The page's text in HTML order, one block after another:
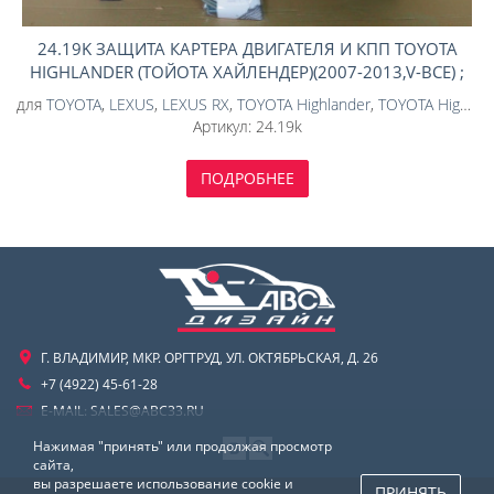
24.19K ЗАЩИТА КАРТЕРА ДВИГАТЕЛЯ И КПП TOYOTA
HIGHLANDER (ТОЙОТА ХАЙЛЕНДЕР)(2007-2013,V-ВСЕ) ;
(2014-2019,V-2,7;3,5;АКПП)/LEXUS RX270,350,450HV-
ВСЕ(2009-2015)(КОМПОЗИТ 6 ММ)
для TOYOTA, LEXUS, LEXUS RX, TOYOTA Highlander, TOYOTA Highlander (U50) 2016-2019
Артикул: 24.19k
ПОДРОБНЕЕ
Г. ВЛАДИМИР, МКР. ОРГТРУД, УЛ. ОКТЯБРЬСКАЯ, Д. 26
+7 (4922) 45-61-28
E-MAIL: SALES@ABC33.RU
Нажимая "принять" или продолжая просмотр
сайта,
вы разрешаете использование cookie и